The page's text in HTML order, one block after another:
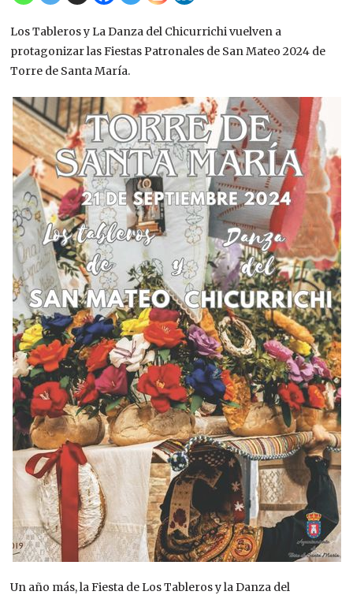
Los Tableros y La Danza del Chicurrichi vuelven a
protagonizar las Fiestas Patronales de San Mateo 2024 de
Torre de Santa María.
Un año más, la Fiesta de Los Tableros y la Danza del